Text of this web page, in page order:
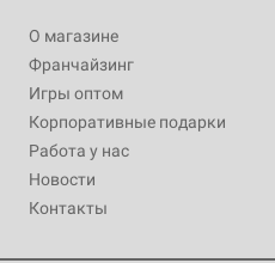
О магазине
Франчайзинг
Игры оптом
Корпоративные подарки
Работа у нас
Новости
Контакты